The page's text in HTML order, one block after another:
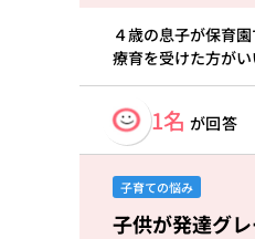
４歳の息子が保育
療育を受けた方が
1名 が回答
子育ての悩み
子供が発達グ